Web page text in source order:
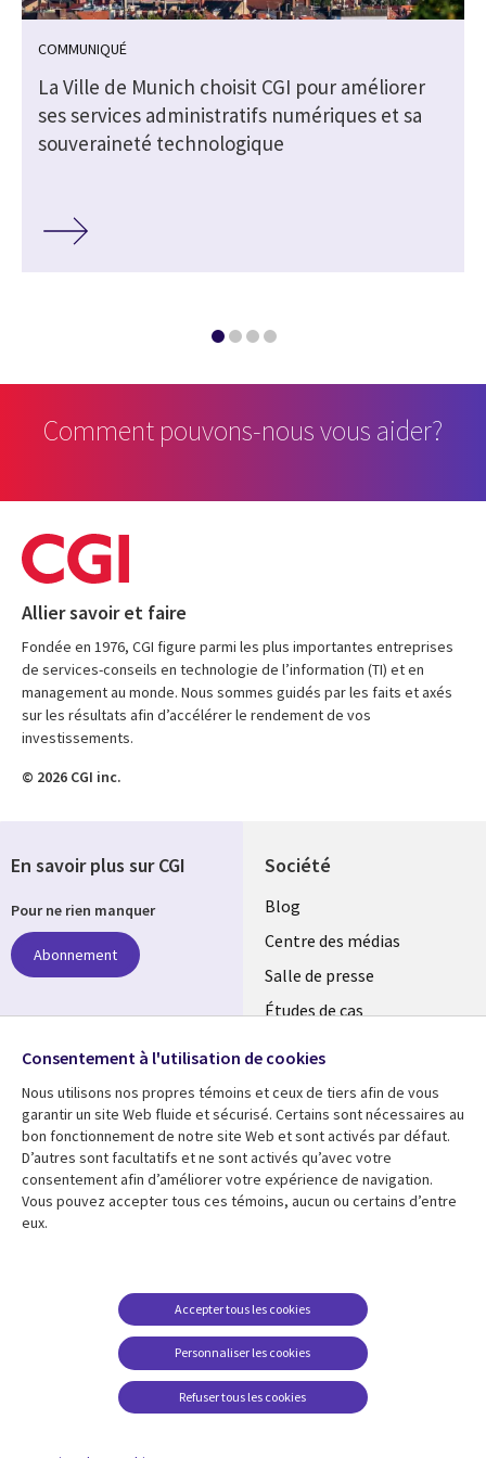
COMMUNIQUÉ
La Ville de Munich choisit CGI pour améliorer
ses services administratifs numériques et sa
souveraineté technologique
Comment pouvons-nous vous aider?
Allier savoir et faire
Fondée en 1976, CGI figure parmi les plus importantes entreprises
de services-conseils en technologie de l’information (TI) et en
management au monde. Nous sommes guidés par les faits et axés
sur les résultats afin d’accélérer le rendement de vos
investissements.
© 2026 CGI inc.
Société
Useful
links
LUXEMBOURG
Blog
Centre des médias
Salle de presse
Études de cas
Ressources
Library
SECTIONS
Articles
Études de cas
Support
FR
Confidentialité
Accessibilité
Données personnelles
Centre de gestion des
En savoir plus sur CGI
Pour ne rien manquer
Abonnement
Suivez-nous
Social
Media
LUXEMBOURG
Consentement à l'utilisation de cookies
Nous utilisons nos propres témoins et ceux de tiers afin de vous
garantir un site Web fluide et sécurisé. Certains sont nécessaires au
bon fonctionnement de notre site Web et sont activés par défaut.
D’autres sont facultatifs et ne sont activés qu’avec votre
consentement afin d’améliorer votre expérience de navigation.
Vous pouvez accepter tous ces témoins, aucun ou certains d’entre
eux.
Personnaliser les cookies
Accepter tous les cookies
Refuser tous les cookies